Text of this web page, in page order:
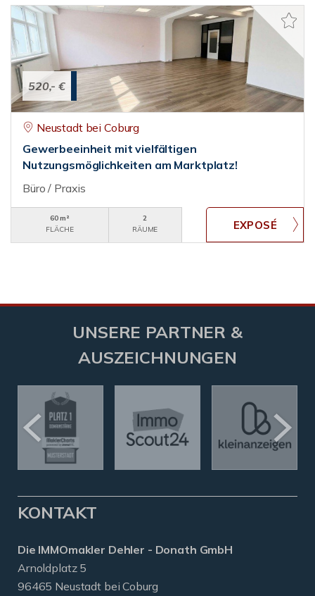
520,- €
Neustadt bei Coburg
Gewerbeeinheit mit vielfältigen
Nutzungsmöglichkeiten am Marktplatz!
Büro / Praxis
60 m²
FLÄCHE
2
RÄUME
UNSERE PARTNER &
AUSZEICHNUNGEN
KONTAKT
Die IMMOmakler Dehler - Donath GmbH
Arnoldplatz 5
96465 Neustadt bei Coburg